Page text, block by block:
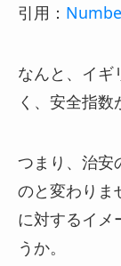
引用：
なんと、イギ
く、安全指数
つまり、治安
のと変わりま
に対するイメ
うか。